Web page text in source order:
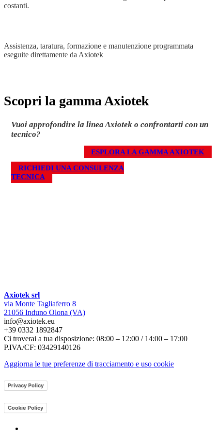
costanti.
Assistenza, taratura, formazione e manutenzione programmata
eseguite direttamente da Axiotek
Scopri la gamma Axiotek
Vuoi approfondire la linea Axiotek o confrontarti con un
tecnico?
ESPLORA LA GAMMA AXIOTEK
RICHIEDI UNA CONSULENZA
TECNICA
Axiotek srl
via Monte Tagliaferro 8
21056 Induno Olona (VA)
info@axiotek.eu
+39 0332 1892847
Ci troverai a tua disposizione: 08:00 – 12:00 / 14:00 – 17:00
P.IVA/CF: 03429140126
Aggiorna le tue preferenze di tracciamento e uso cookie
Privacy Policy
Cookie Policy